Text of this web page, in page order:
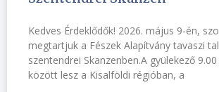
Kedves Érdeklődők! 2026. május 9-én,
megtartjuk a Fészek Alapítvány tavaszi
szentendrei Skanzenben.A gyülekező
között lesz a Kisalföldi régióban, a